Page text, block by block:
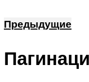
Предыдущие